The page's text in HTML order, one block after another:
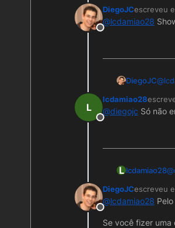
Offline
DiegoJCescreveu
última
@lcdamiao28
DiegoJC@
L
Offline
lcdamiao28
última
@diegojc Só não
L lcdamiao28@
Offline
DiegoJCescreveu
última
@lcdamiao28
Se você fizer uma